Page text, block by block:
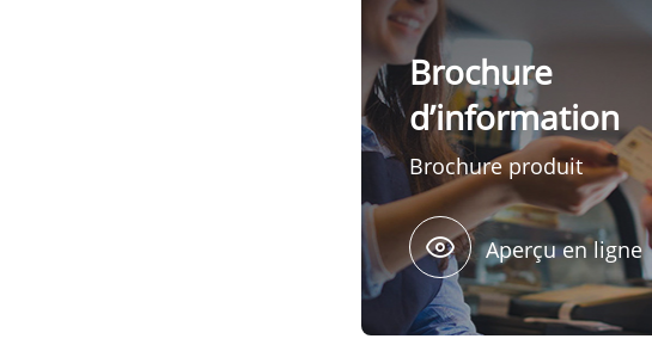
Brochure
d’information
Brochure produit
Aperçu en ligne